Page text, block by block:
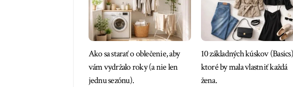
Ako sa starať o oblečenie, aby
vám vydržalo roky (a nie len
jednu sezónu).
10 základných kúskov
ktoré by mala vlastniť každá
žena.